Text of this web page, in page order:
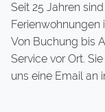
Seit 25 Jahren
Ferienwohnungen
Von Buchung bis
Service vor Ort.
uns eine Email an